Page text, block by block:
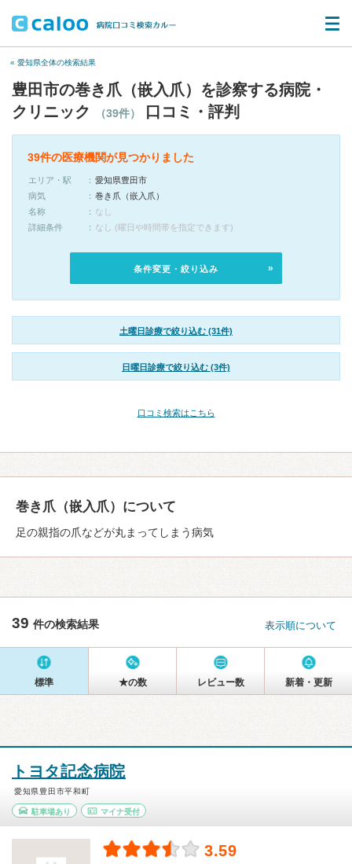
« 愛知県全体の検索結果
豊田市の巻き爪（嵌入爪）を診察する病院・
クリニック
（39件） 口コミ・評判
39件の医療機関が見つかりました
エリア・駅
愛知県豊田市
病気
巻き爪（嵌入爪）
名称
なし
詳細条件
なし (曜日や時間帯を指定できます)
条件変更・絞り込み
土曜日診療で絞り込む (31件)
日曜日診療で絞り込む (3件)
口コミ検索はこちら
巻き爪（嵌入爪）について
足の親指の爪などが丸まってしまう病気
39 件の検索結果 表示順について
標準 ★の数 レビュー数 新着・更新
トヨタ記念病院
愛知県豊田市平和町
駐車場あり マイナ受付
3.59